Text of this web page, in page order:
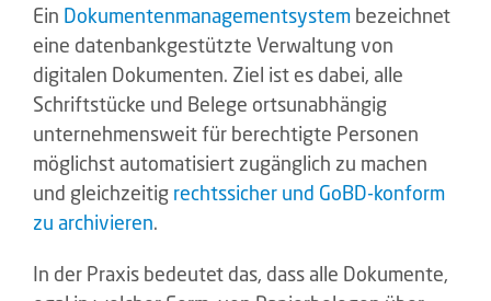
Ein Dokumentenmanagementsystem bezeichnet
eine datenbankgestützte Verwaltung von
digitalen Dokumenten. Ziel ist es dabei, alle
Schriftstücke und Belege ortsunabhängig
unternehmensweit für berechtigte Personen
möglichst automatisiert zugänglich zu machen
und gleichzeitig rechtssicher und GoBD-konform
zu archivieren.
In der Praxis bedeutet das, dass alle Dokumente,